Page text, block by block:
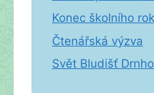
Konec školního
Čtenářská výzva
Svět Bludišť